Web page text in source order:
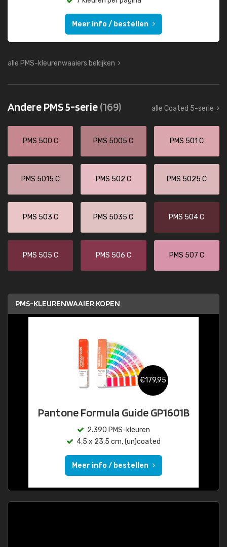
Meer info / bestellen
alle PMS-kleurenwaaiers bekijken
Andere PMS 5-serie(169) alle Coated 5-serie
PMS 500 C PMS 5005 C PMS 501 C
PMS 5015 C PMS 502 C PMS 5025 C
PMS 503 C PMS 5035 C PMS 504 C
PMS 505 C PMS 506 C PMS 507 C
PMS-KLEURENWAAIER KOPEN
€179,95
Pantone Formula Guide GP1601B
2.390 PMS-kleuren
4,5 x 23,5 cm, (un)coated
Meer info / bestellen